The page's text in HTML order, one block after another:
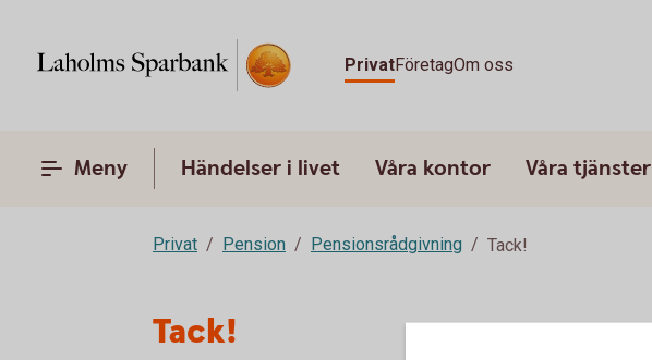
PrivatFöretagOm oss
Meny Händelser i livet Våra kontor Våra tjänster
Privat Pension Pensionsrådgivning Tack!
Tack!